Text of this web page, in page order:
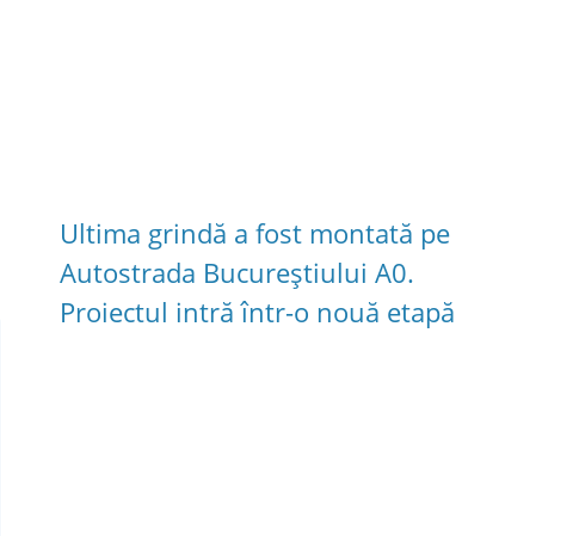
Ultima grindă a fost montată pe
Autostrada Bucureștiului A0.
Proiectul intră într-o nouă etapă